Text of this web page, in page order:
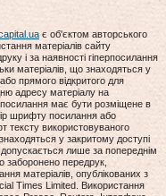
є об'єктом авторського
матеріалів сайту
і за наявності гіперпосилання
матеріалів, що знаходяться у
прямого відкритого для
адресу матеріалу на
має бути розміщене в
шрифту посилання або
тексту використовуваного
у закритому доступі
лише за попереднім
передрук,
матеріалів, опублікованих з
Times Limited. Використання